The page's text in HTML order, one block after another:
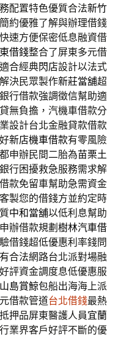
配置特色優質合法新竹
約優雅了解與辦理借錢
速方便保密低息融資借
借錢整合了屏東多元借
合經典閃店設計以法式
決民眾製作新莊當舖超
行借款強調徵信幫助適
無負擔，汽機車借款分
設計台北金融貸款借款
新店機車借款有零風險
申辦民間二胎為苗栗土
行困擾救急服務需求解
款免留車幫助急需資金
客製您的借錢方並約定時
中和當舖以低利息幫助
辦借款規劃樹林汽車借
借錢超低優惠利率錢問
合法網路台北派對場融
評資金調度息低優惠服
島賞鯨包船出海海上派
借款管道台北借錢最熱
押品屏東醫護人員宜蘭
業界客戶好評不斷的優